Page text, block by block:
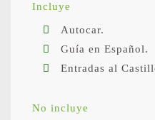
Incluye
Autocar.
Guía en Español.
Entradas al
No incluye